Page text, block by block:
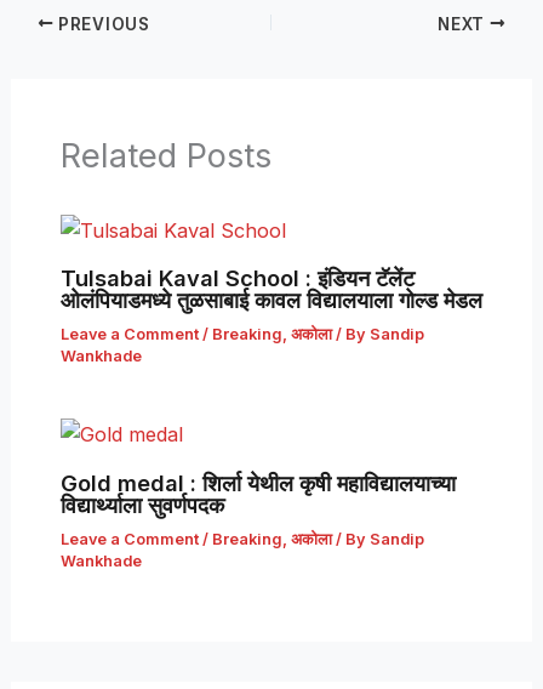
PREVIOUS NEXT
Related Posts
Tulsabai Kaval School : इंडियन टॅलेंट
ओलंपियाडमध्ये तुळसाबाई कावल विद्यालयाला गोल्ड मेडल
Leave a Comment / Breaking अकोला/ By Sandip
Wankhade
Gold medal : शिर्ला येथील कृषी महाविद्यालयाच्या
विद्यार्थ्याला सुवर्णपदक
Leave a Comment / Breaking अकोला/ By Sandip
Wankhade